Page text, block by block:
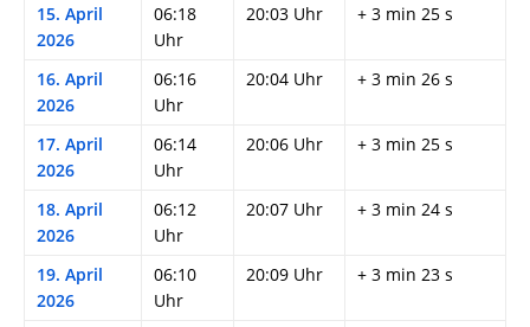
15. April
2026
06:18
Uhr
20:03 Uhr + 3 min 25 s
16. April
2026
06:16
Uhr
20:04 Uhr + 3 min 26 s
17. April
2026
06:14
Uhr
20:06 Uhr + 3 min 25 s
18. April
2026
06:12
Uhr
20:07 Uhr + 3 min 24 s
19. April
2026
06:10
Uhr
20:09 Uhr + 3 min 23 s